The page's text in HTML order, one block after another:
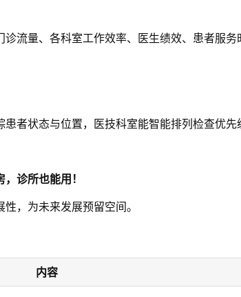
流量、各科室工作效率、医生绩效、患者服
者状态与位置，医技科室能智能排列检查优
诊所也能用！
，为未来发展预留空间。
内容